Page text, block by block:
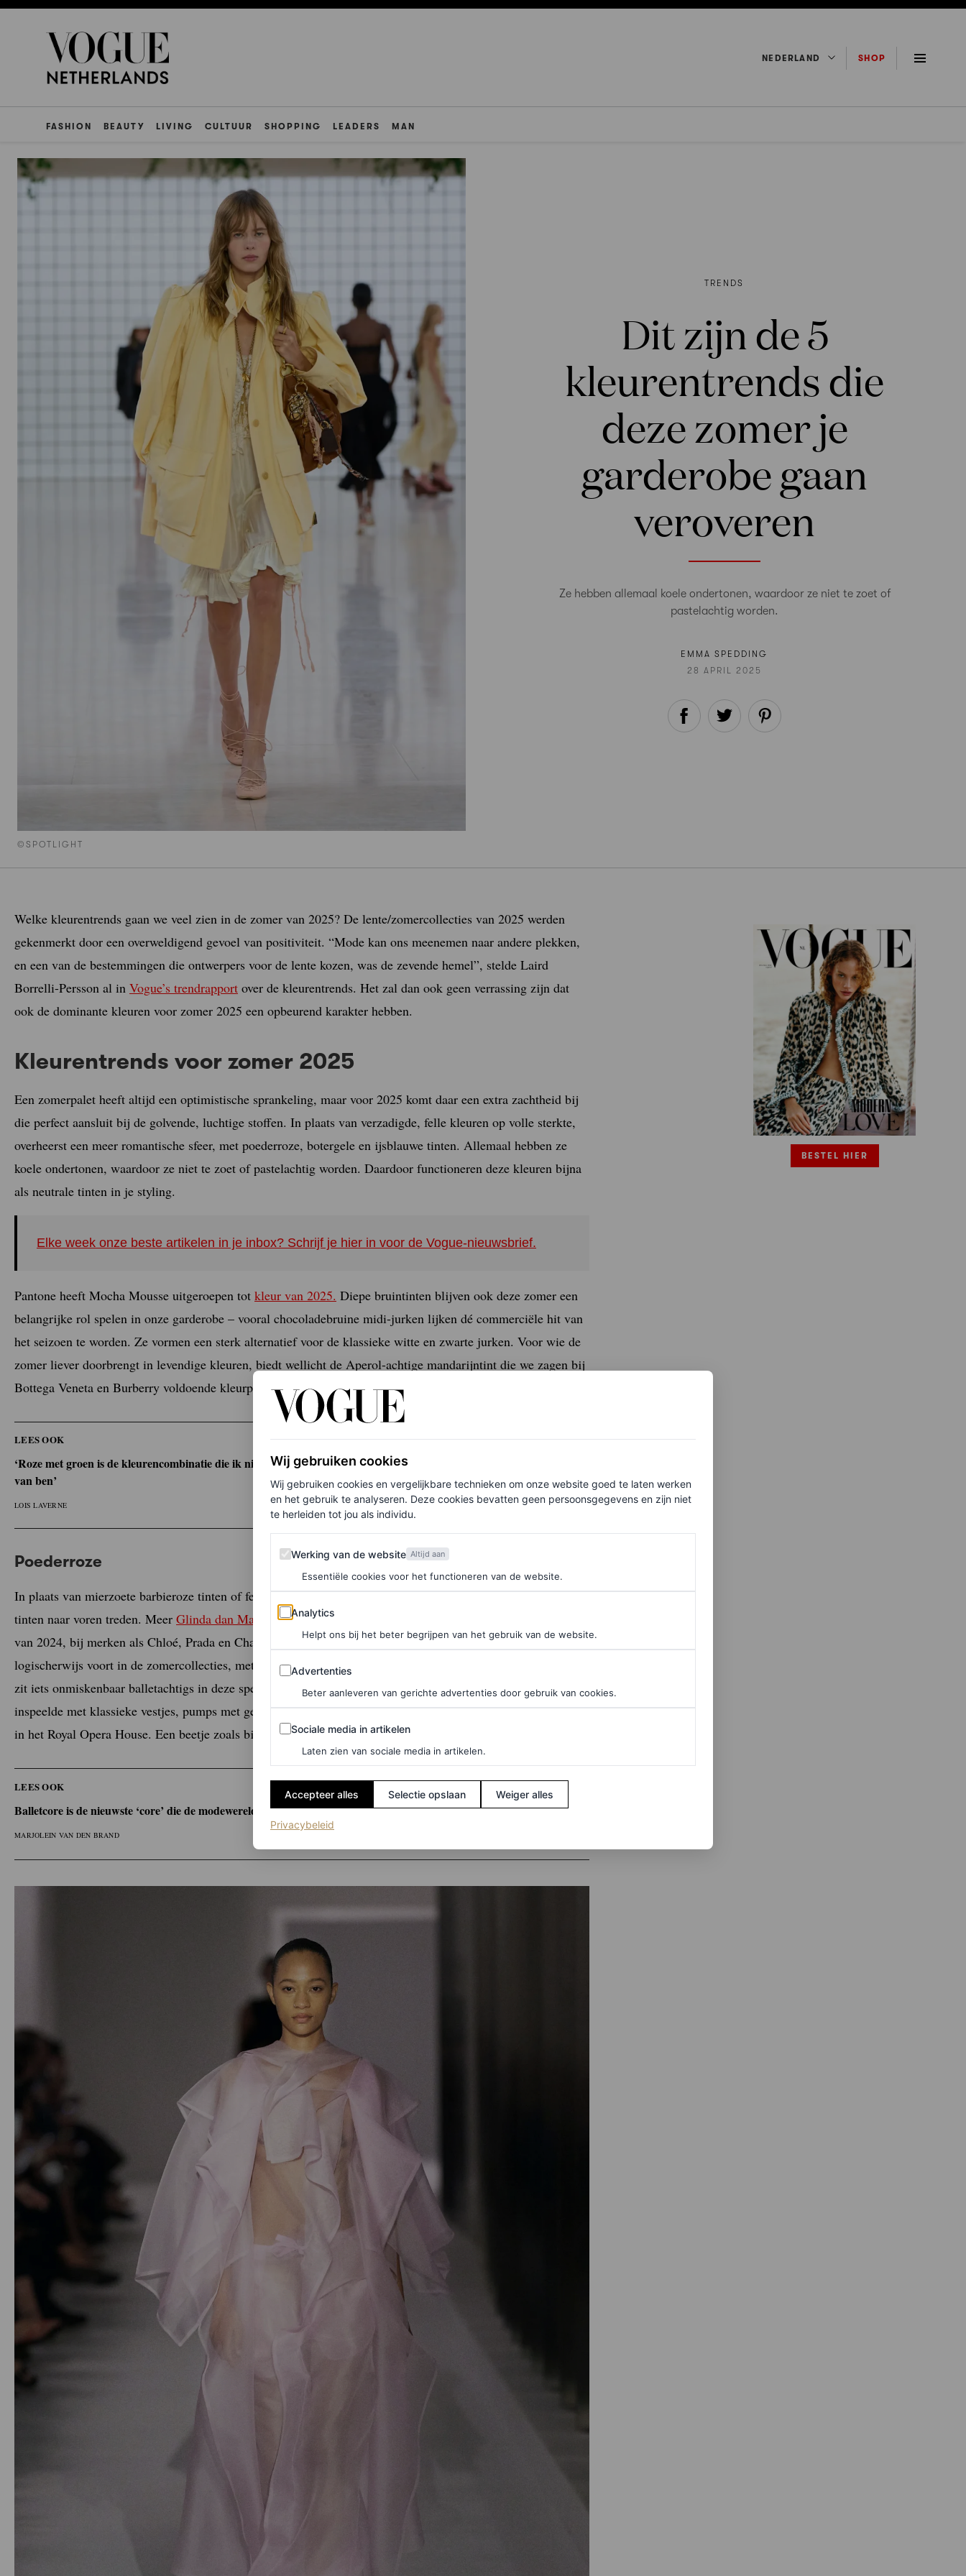
NEDERLAND SHOP
FASHION BEAUTY LIVING CULTUUR SHOPPING LEADERS MAN
©SPOTLIGHT
TRENDS
Dit zijn de 5
kleurentrends die
deze zomer je
garderobe gaan
veroveren
Ze hebben allemaal koele ondertonen, waardoor ze niet te zoet of
pastelachtig worden.
EMMA SPEDDING
28 APRIL 2025
Welke kleurentrends gaan we veel zien in de zomer van 2025? De lente/zomercollecties van 2025 werden
gekenmerkt door een overweldigend gevoel van positiviteit. “Mode kan ons meenemen naar andere plekken,
en een van de bestemmingen die ontwerpers voor de lente kozen, was de zevende hemel”, stelde Laird
Borrelli-Persson al in Vogue’s trendrapport over de kleurentrends. Het zal dan ook geen verrassing zijn dat
ook de dominante kleuren voor zomer 2025 een opbeurend karakter hebben.
Kleurentrends voor zomer 2025
Een zomerpalet heeft altijd een optimistische sprankeling, maar voor 2025 komt daar een extra zachtheid bij
die perfect aansluit bij de golvende, luchtige stoffen. In plaats van verzadigde, felle kleuren op volle sterkte,
overheerst een meer romantische sfeer, met poederroze, botergele en ijsblauwe tinten. Allemaal hebben ze
koele ondertonen, waardoor ze niet te zoet of pastelachtig worden. Daardoor functioneren deze kleuren bijna
als neutrale tinten in je styling.
Elke week onze beste artikelen in je inbox? Schrijf je hier in voor de Vogue-nieuwsbrief.
Pantone heeft Mocha Mousse uitgeroepen tot kleur van 2025. Diepe bruintinten blijven ook deze zomer een
belangrijke rol spelen in onze garderobe – vooral chocoladebruine midi-jurken lijken dé commerciële hit van
het seizoen te worden. Ze vormen een sterk alternatief voor de klassieke witte en zwarte jurken. Voor wie de
zomer liever doorbrengt in levendige kleuren, biedt wellicht de Aperol-achtige mandarijntint die we zagen bij
Bottega Veneta en Burberry voldoende kleurplezier.
LEES OOK
‘Roze met groen is de kleurencombinatie die ik niet zag aankomen, maar waar ik nu al enorm fan
van ben’
LOIS LAVERNE
Poederroze
In plaats van mierzoete barbieroze tinten of felle neonkleuren, zien we steeds meer zachte, gedempte roze
tinten naar voren treden. Meer Glinda dan Mattel
. Deze ontwikkeling begon al bij de herfst/wintercollecties
van 2024, bij merken als Chloé, Prada en Chanel, waar wefull pinklooks zagen. Deze trend zet zich
logischerwijs voort in de zomercollecties, met delicate rozenblaadjeskleuren bij Alaïa, Khaite en Miu Miu. Er
zit iets onmiskenbaar balletachtigs in deze specifieke tint roze, een sfeer waar Ferragamo dankbaar op
inspeelde met klassieke vestjes, pumps met gekruiste linten langs de kuit en kousen die niet zouden misstaan
in het Royal Opera House. Een beetje zoals bij balletcore, waar je hieronder meer over leest.
LEES OOK
Balletcore is de nieuwste ‘core’ die de modewereld verovert
MARJOLEIN VAN DEN BRAND
BESTEL HIER
Wij gebruiken cookies
Wij gebruiken cookies en vergelijkbare technieken om onze website goed te laten werken
en het gebruik te analyseren. Deze cookies bevatten geen persoonsgegevens en zijn niet
te herleiden tot jou als individu.
Werking van de website
Werking van de website Altijd aan
Essentiële cookies voor het functioneren van de website.
Analytics
Analytics
Helpt ons bij het beter begrijpen van het gebruik van de website.
Advertenties
Advertenties
Beter aanleveren van gerichte advertenties door gebruik van cookies.
Sociale media in artikelen
Sociale media in artikelen
Laten zien van sociale media in artikelen.
Accepteer alles Selectie opslaan Weiger alles
Privacybeleid